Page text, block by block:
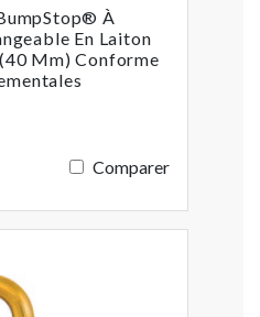
À
En Laiton
Mm) Conforme
Comparer